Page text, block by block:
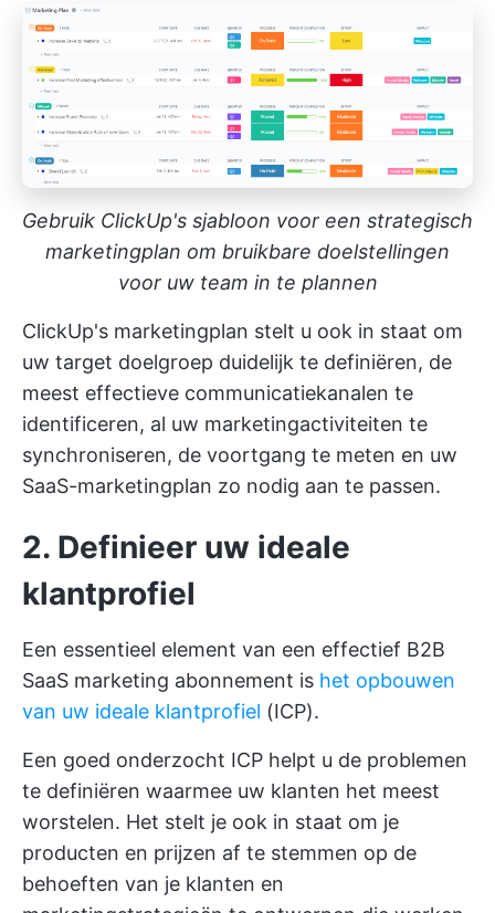
Gebruik ClickUp's sjabloon voor een strategisch
marketingplan om bruikbare doelstellingen
voor uw team in te plannen
ClickUp's marketingplan stelt u ook in staat om
uw target doelgroep duidelijk te definiëren, de
meest effectieve communicatiekanalen te
identificeren, al uw marketingactiviteiten te
synchroniseren, de voortgang te meten en uw
SaaS-marketingplan zo nodig aan te passen.
2. Definieer uw ideale
klantprofiel
Een essentieel element van een effectief B2B
SaaS marketing abonnement is het opbouwen
van uw ideale klantprofiel (ICP).
Een goed onderzocht ICP helpt u de problemen
te definiëren waarmee uw klanten het meest
worstelen. Het stelt je ook in staat om je
producten en prijzen af te stemmen op de
behoeften van je klanten en